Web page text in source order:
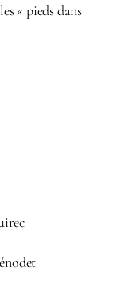
« pieds dans